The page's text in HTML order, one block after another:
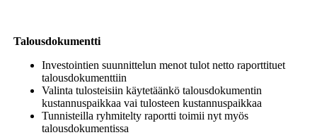
Talousdokumentti
Investointien suunnittelun menot tulot netto raporttituet
talousdokumenttiin
Valinta tulosteisiin käytetäänkö talousdokumentin
kustannuspaikkaa vai tulosteen kustannuspaikkaa
Tunnisteilla ryhmitelty raportti toimii nyt myös
talousdokumentissa